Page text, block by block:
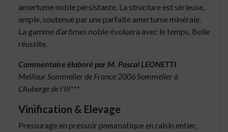
amertume noble persistante. La structure est sérieuse,
ample, soutenue par une parfaite amertume minérale.
La gamme d’arômes noble évoluera avec le temps. Belle
réussite.
Commentaire élaboré par M. Pascal LEONETTI
Meilleur Sommelier de France 2006Sommelier à
L'Auberge de l'Ill***
Vinification & Elevage
Pressurage en pressoir pneumatique en raisin entier,